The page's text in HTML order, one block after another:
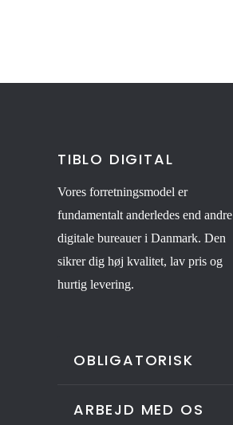
TIBLO DIGITAL
Vores forretningsmodel er
fundamentalt anderledes end andre
digitale bureauer i Danmark. Den
sikrer dig høj kvalitet, lav pris og
hurtig levering.
OBLIGATORISK
ARBEJD MED OS